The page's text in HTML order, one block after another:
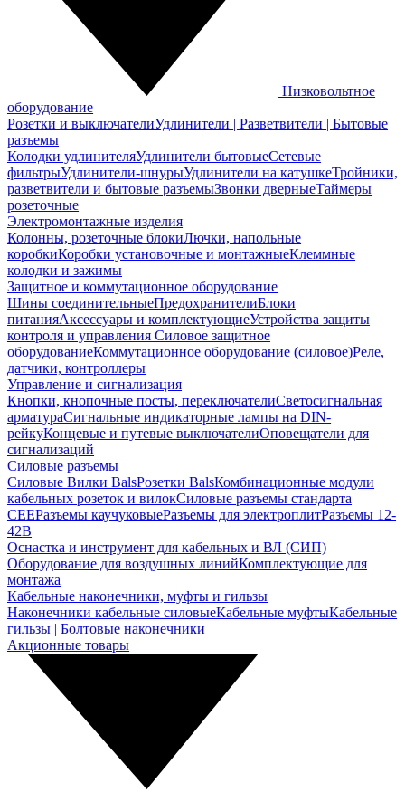
Низковольтное
оборудование
Розетки и выключателиУдлинители | Разветвители | Бытовые
разъемы
Колодки удлинителяУдлинители бытовыеСетевые
фильтрыУдлинители-шнурыУдлинители на катушкеТройники,
разветвители и бытовые разъемыЗвонки дверныеТаймеры
розеточные
Электромонтажные изделия
Колонны, розеточные блокиЛючки, напольные
коробкиКоробки установочные и монтажныеКлеммные
колодки и зажимы
Защитное и коммутационное оборудование
Шины соединительныеПредохранителиБлоки
питанияАксессуары и комплектующиеУстройства защиты
контроля и управления Силовое защитное
оборудованиеКоммутационное оборудование (силовое)Реле,
датчики, контроллеры
Управление и сигнализация
Кнопки, кнопочные посты, переключателиСветосигнальная
арматураСигнальные индикаторные лампы на DIN-
рейкуКонцевые и путевые выключателиОповещатели для
сигнализаций
Силовые разъемы
Силовые Вилки BalsРозетки BalsКомбинационные модули
кабельных розеток и вилокСиловые разъемы стандарта
CEEРазъемы каучуковыеРазъемы для электроплитРазъемы 12-
42В
Оснастка и инструмент для кабельных и ВЛ (СИП)
Оборудование для воздушных линийКомплектующие для
монтажа
Кабельные наконечники, муфты и гильзы
Наконечники кабельные силовыеКабельные муфтыКабельные
гильзы | Болтовые наконечники
Акционные товары